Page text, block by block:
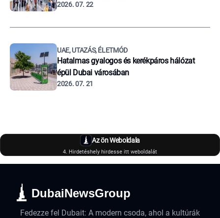
2026. 07. 22
UAE, UTAZÁS, ÉLETMÓD
Hatalmas gyalogos és kerékpáros hálózat
épül Dubai városában
2026. 07. 21
Az ön Weboldala
4. Hirdetéshely hirdesse itt weboldalát
DubaiNewsGroup
Fedezze fel Dubait: A modern csoda, ahol a kultúrák